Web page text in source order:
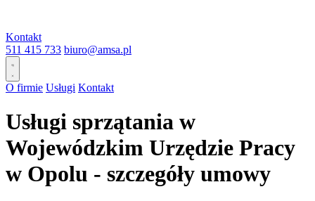
Kontakt
511 415 733 biuro@amsa.pl
O firmie Usługi Kontakt
Usługi sprzątania w
Wojewódzkim Urzędzie Pracy
w Opolu - szczegóły umowy